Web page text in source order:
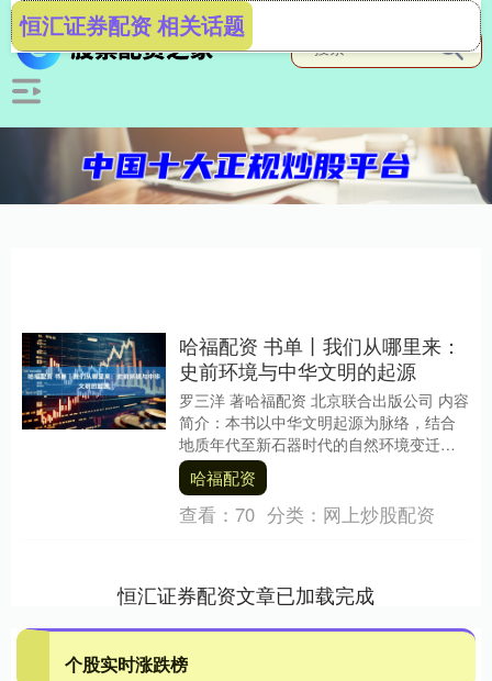
恒汇证券配资 相关话题
哈福配资 书单丨我们从哪里来：
史前环境与中华文明的起源
罗三洋 著哈福配资 北京联合出版公司 内容
简介：本书以中华文明起源为脉络，结合
地质年代至新石器时代的自然环境变迁，
探索地理格局对人类文明进程的影响，附
录收录史前....
哈福配资
查看： 70 分类： 网上炒股配资
恒汇证券配资文章已加载完成
个股实时涨跌榜